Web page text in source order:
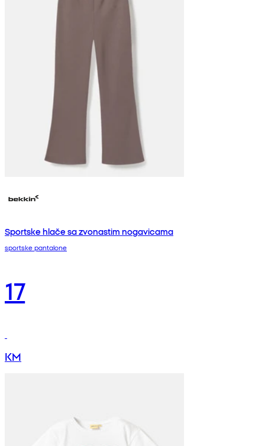
Sportske hlače sa zvonastim nogavicama
sportske pantalone
17
KM